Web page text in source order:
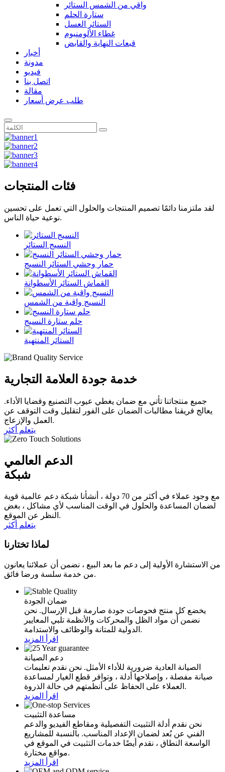
واقي من الشمس الستائر
ستارة الحلم
الستائر العسل
غطاء الألومنيوم
قبعات النهاية والقابض
أخبار
مدونة
فيديو
اتصل بنا
مقالة
طلب عرض أسعار
فئات المنتجات
لقد ملتزمنا دائمًا تصميم المنتجات والحلول التي تعمل على تحسين
نوعية حياة الناس.
النسيج الستائر
حمار وحشي الستائر النسيج
القماش الستائر الأسطوانة
النسيج واقية من الشمس
حلم ستارة النسيج
الستائر المنتهية
خدمة جودة العلامة التجارية
جميع منتجاتنا تأتي مع ضمان يغطي عيوب التصنيع وقضايا الأداء.
يعالج فريقنا مطالبات الضمان على الفور لتقليل وقت التوقف عن
العمل والإزعاج.
يتعلم أكثر
الدعم العالمي
شبكة
مع وجود عملاء في أكثر من 70 دولة ، أنشأنا شبكة دعم عالمية قوية
لضمان المساعدة والحلول في الوقت المناسب لأي مشاكل ، بغض
النظر عن الموقع.
يتعلم أكثر
لماذا تختارنا
من الاستشارة الأولية إلى دعم ما بعد البيع ، نضمن أن عملائنا يعانون
من خدمة سلسة ورضا فائق.
ضمان الجودة
يخضع كل منتج فحوصات جودة صارمة قبل الإرسال. نحن
نضمن أن مواد الظل والمحركات والأنظمة تلبي المعايير
الدولية للمتانة والوظائف والاستدامة.
اقرأ المزيد
دعم الصيانة
الصيانة العادية ضرورية للأداء الأمثل. نحن نقدم تعليمات
صيانة مفصلة ، وإصلاحها أدلة ، وتوافر قطع الغيار لمساعدة
العملاء على الحفاظ على أنظمتهم في حالة الذروة.
اقرأ المزيد
مساعدة التثبيت
نحن نقدم أدلة التثبيت التفصيلية ومقاطع الفيديو والدعم
الفني عن بُعد لضمان الإعداد المناسب. بالنسبة للمشاريع
الواسعة النطاق ، نقدم أيضًا خدمات التثبيت في الموقع في
مواقع مختارة.
اقرأ المزيد